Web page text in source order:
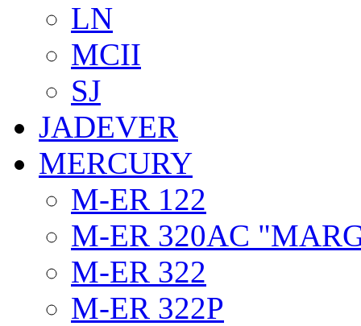
LN
MCII
SJ
JADEVER
MERCURY
M-ER 122
M-ER 320AC
M-ER 322
M-ER 322P